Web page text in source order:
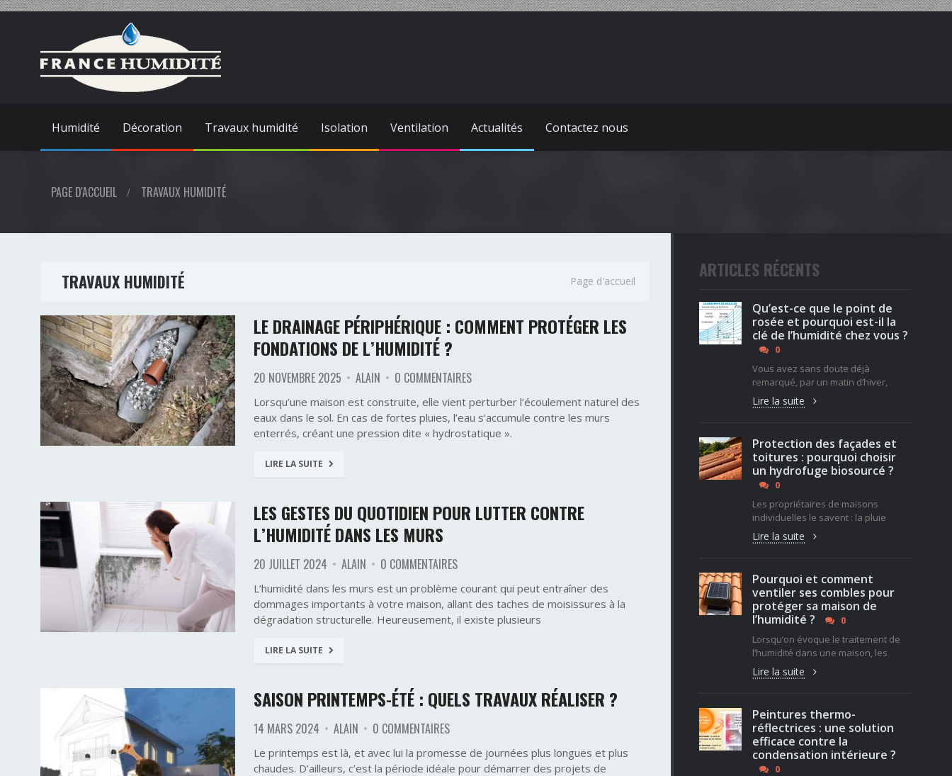
Humidité Décoration Travaux humidité Isolation Ventilation Actualités Contactez nous
PAGE D'ACCUEIL TRAVAUX HUMIDITÉ
Page d'accueil
TRAVAUX HUMIDITÉ
LE DRAINAGE PÉRIPHÉRIQUE : COMMENT PROTÉGER LES
FONDATIONS DE L’HUMIDITÉ ?
20 NOVEMBRE 2025 ALAIN 0 COMMENTAIRES
Lorsqu’une maison est construite, elle vient perturber l’écoulement naturel des
eaux dans le sol. En cas de fortes pluies, l’eau s’accumule contre les murs
enterrés, créant une pression dite « hydrostatique ».
LIRE LA SUITE
LES GESTES DU QUOTIDIEN POUR LUTTER CONTRE
L’HUMIDITÉ DANS LES MURS
20 JUILLET 2024 ALAIN 0 COMMENTAIRES
L’humidité dans les murs est un problème courant qui peut entraîner des
dommages importants à votre maison, allant des taches de moisissures à la
dégradation structurelle. Heureusement, il existe plusieurs
LIRE LA SUITE
SAISON PRINTEMPS-ÉTÉ : QUELS TRAVAUX RÉALISER ?
14 MARS 2024 ALAIN 0 COMMENTAIRES
Le printemps est là, et avec lui la promesse de journées plus longues et plus
chaudes. D’ailleurs, c’est la période idéale pour démarrer des projets de
ARTICLES RÉCENTS
Qu’est-ce que le point de
rosée et pourquoi est-il la
clé de l’humidité chez vous ?
0
Vous avez sans doute déjà
remarqué, par un matin d’hiver,
Lire la suite
Protection des façades et
toitures : pourquoi choisir
un hydrofuge biosourcé ?
0
Les propriétaires de maisons
individuelles le savent : la pluie
Lire la suite
Pourquoi et comment
ventiler ses combles pour
protéger sa maison de
l’humidité ?
0
Lorsqu’on évoque le traitement de
l’humidité dans une maison, les
Lire la suite
Peintures thermo-
réflectrices : une solution
efficace contre la
condensation intérieure ?
0